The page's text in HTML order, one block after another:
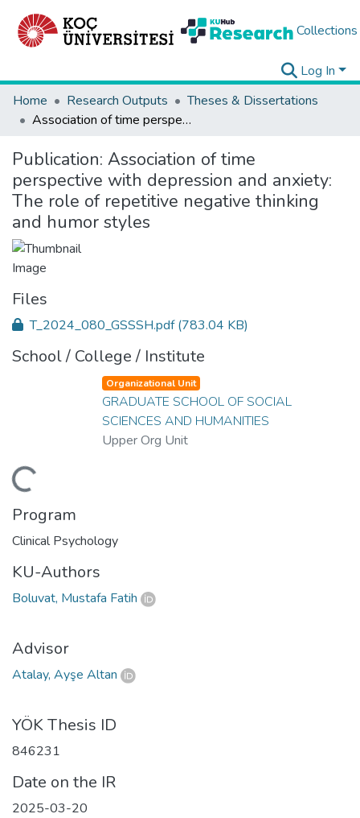
Collections
Log In
Home
Research Outputs
Theses & Dissertations
Association of time perspective with depression and anxiety: The role of repetitive negative thinking and humor styles
Publication: Association of time
perspective with depression and anxiety:
The role of repetitive negative thinking
and humor styles
Files
T_2024_080_GSSSH.pdf(783.04 KB)
School / College / Institute
Organizational Unit
GRADUATE SCHOOL OF SOCIAL
SCIENCES AND HUMANITIES
Upper Org Unit
Program
Clinical Psychology
KU-Authors
Boluvat, Mustafa Fatih
Advisor
Atalay, Ayşe Altan
YÖK Thesis ID
846231
Date on the IR
2025-03-20